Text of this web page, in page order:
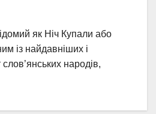
як Ніч Купали або
із найдавніших і
народів,